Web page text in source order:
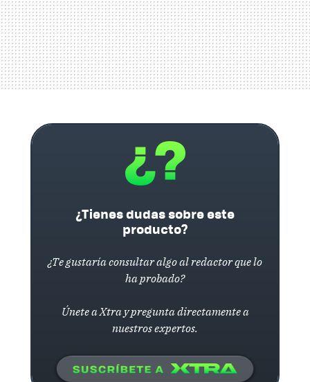
¿Tienes dudas sobre este
producto?
¿Te gustaría consultar algo al redactor que lo
ha probado?
Únete a Xtra y pregunta directamente a
nuestros expertos.